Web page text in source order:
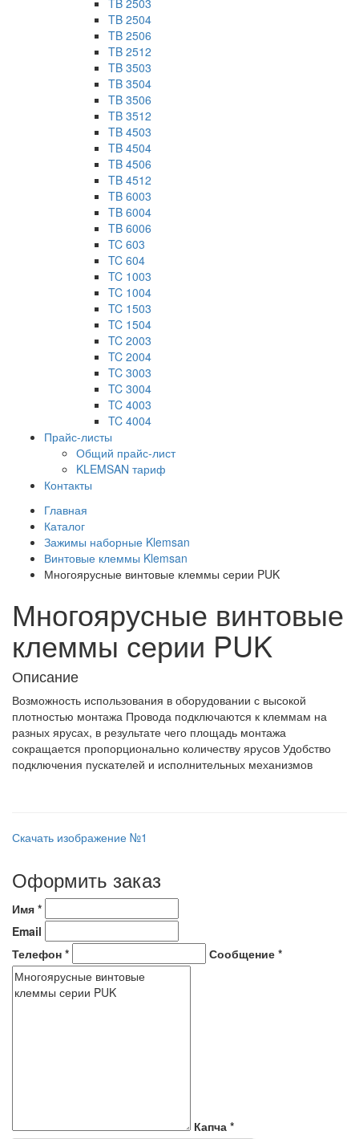
TB 2504
TB 2506
TB 2512
TB 3503
TB 3504
TB 3506
TB 3512
TB 4503
TB 4504
TB 4506
TB 4512
TB 6003
TB 6004
TB 6006
TC 603
TC 604
TC 1003
TC 1004
TC 1503
TC 1504
TC 2003
TC 2004
TC 3003
TC 3004
TC 4003
TC 4004
Прайс-листы
Общий прайс-лист
KLEMSAN тариф
Контакты
Главная
Каталог
Зажимы наборные Klemsan
Винтовые клеммы Klemsan
Многоярусные винтовые клеммы серии PUK
Многоярусные винтовые
клеммы серии PUK
Описание
Возможность использования в оборудовании с высокой
плотностью монтажа Провода подключаются к клеммам на
разных ярусах, в результате чего площадь монтажа
сокращается пропорционально количеству ярусов Удобство
подключения пускателей и исполнительных механизмов
Скачать изображение №1
Оформить заказ
Имя *
Email
Телефон * Сообщение *
Капча *